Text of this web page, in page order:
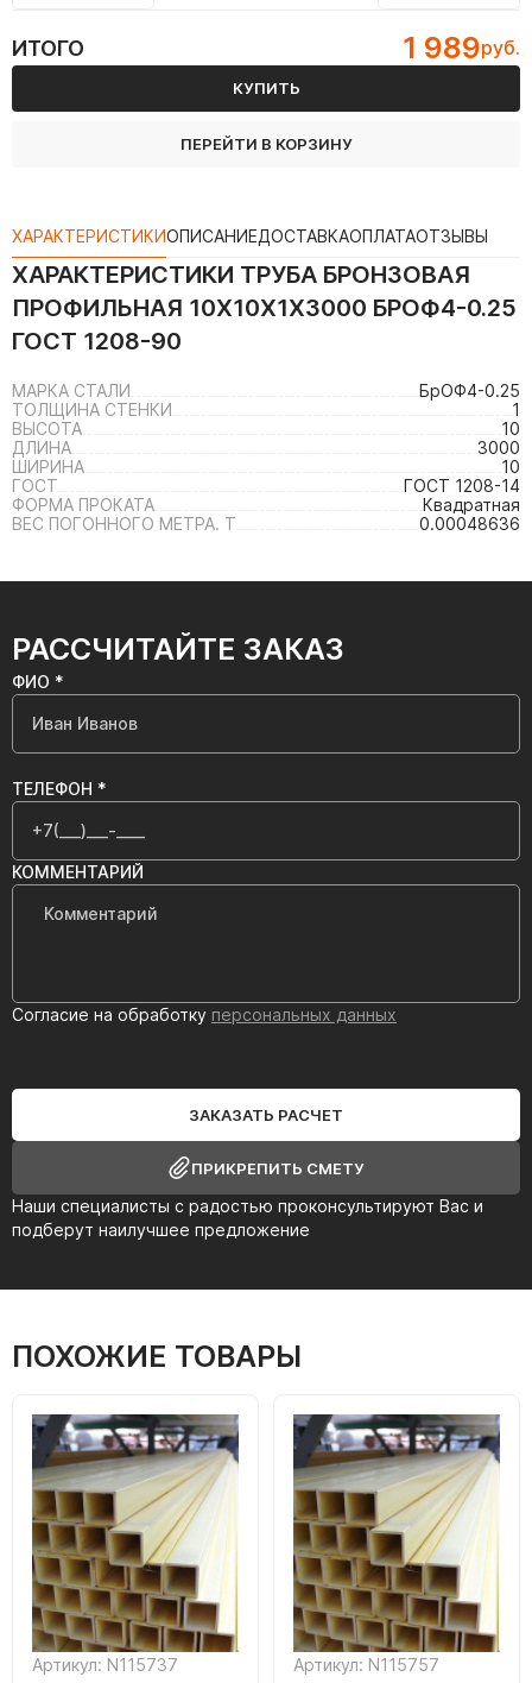
ИТОГО 1 989руб.
КУПИТЬ
ПЕРЕЙТИ В КОРЗИНУ
ХАРАКТЕРИСТИКИОПИСАНИЕДОСТАВКАОПЛАТАОТЗЫВЫ
ХАРАКТЕРИСТИКИ ТРУБА БРОНЗОВАЯ
ПРОФИЛЬНАЯ 10Х10Х1Х3000 БРОФ4-0.25
ГОСТ 1208-90
МАРКА СТАЛИ
БрОФ4-0.25
ТОЛЩИНА СТЕНКИ
1
ВЫСОТА
10
ДЛИНА
3000
ШИРИНА
10
ГОСТ
ГОСТ 1208-14
ФОРМА ПРОКАТА
Квадратная
ВЕС ПОГОННОГО МЕТРА. Т
0.00048636
РАССЧИТАЙТЕ ЗАКАЗ
Наши специалисты с радостью проконсультируют Вас и
подберут наилучшее предложение
ФИО *
ТЕЛЕФОН *
КОММЕНТАРИЙ
Согласие на обработку персональных данных
ЗАКАЗАТЬ РАСЧЕТ
ПРИКРЕПИТЬ СМЕТУ
ПОХОЖИЕ ТОВАРЫ
Артикул: N115737 Артикул: N115757